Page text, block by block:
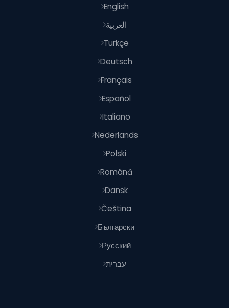
English
العربية
Türkçe
Deutsch
Français
Español
Italiano
Nederlands
Polski
Română
Dansk
Čeština
Български
Русский
עברית